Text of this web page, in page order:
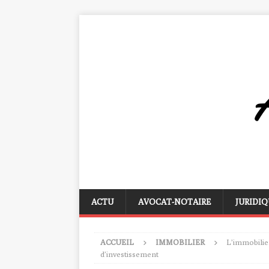
ACTU AVOCAT-NOTAIRE
ACCUEIL IMMOBILIER
d’investissement